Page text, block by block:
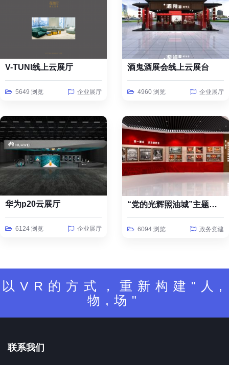
V-TUNI线上云展厅
5649 浏览 企业展厅
酒鬼酒展会线上云展台
4960 浏览 企业展厅
华为p20云展厅
6124 浏览 企业展厅
“党的光辉照油城”主题线上云展览
6094 浏览 政务党建
以VR的方式，重新构建"人,
物,场"
联系我们